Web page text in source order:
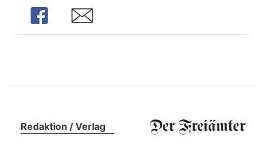
Share Share
Redaktion / Verlag